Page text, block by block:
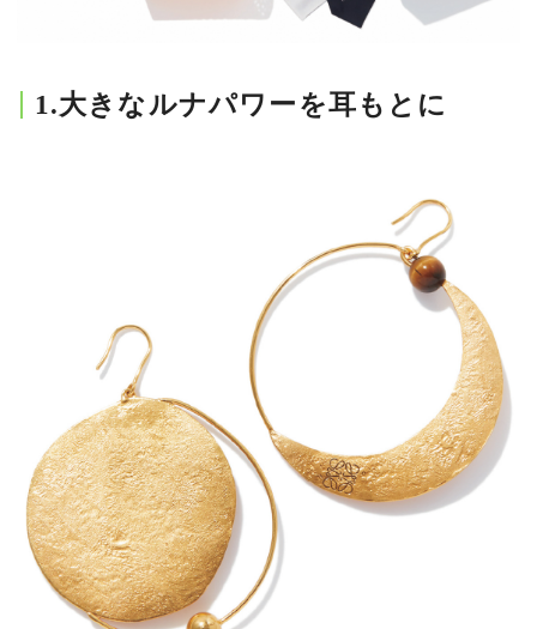
MAGAZINE
SPUR 2026 JULY
2026年9月号
2026-07-23発売
1.大きなルナパワーを耳もとに